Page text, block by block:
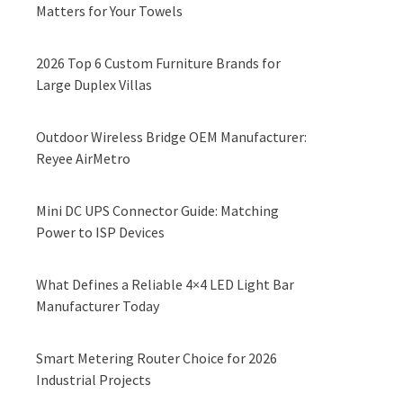
Matters for Your Towels
2026 Top 6 Custom Furniture Brands for
Large Duplex Villas
Outdoor Wireless Bridge OEM Manufacturer:
Reyee AirMetro
Mini DC UPS Connector Guide: Matching
Power to ISP Devices
What Defines a Reliable 4×4 LED Light Bar
Manufacturer Today
Smart Metering Router Choice for 2026
Industrial Projects